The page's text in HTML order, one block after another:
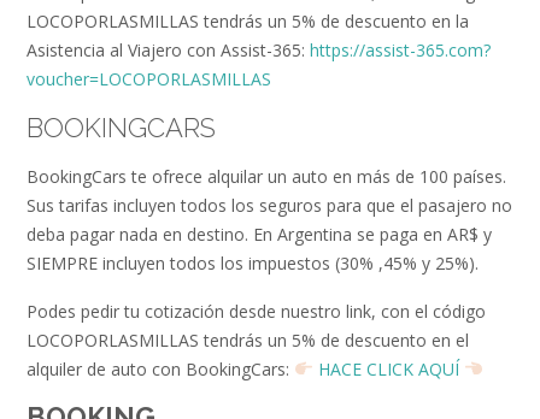
LOCOPORLASMILLAS tendrás un 5% de descuento en la
Asistencia al Viajero con Assist-365: https://assist-365.com?
voucher=LOCOPORLASMILLAS
BOOKINGCARS
BookingCars te ofrece alquilar un auto en más de 100 países.
Sus tarifas incluyen todos los seguros para que el pasajero no
deba pagar nada en destino. En Argentina se paga en AR$ y
SIEMPRE incluyen todos los impuestos (30% ,45% y 25%).
Podes pedir tu cotización desde nuestro link, con el código
LOCOPORLASMILLAS tendrás un 5% de descuento en el
alquiler de auto con BookingCars:
HACE CLICK AQUÍ